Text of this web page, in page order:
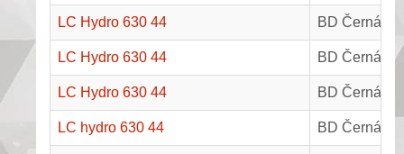
LC Hydro 630 44 BD Černá v
LC Hydro 630 44 BD Černá v
LC Hydro 630 44 BD Černá v
LC hydro 630 44 BD Černá v